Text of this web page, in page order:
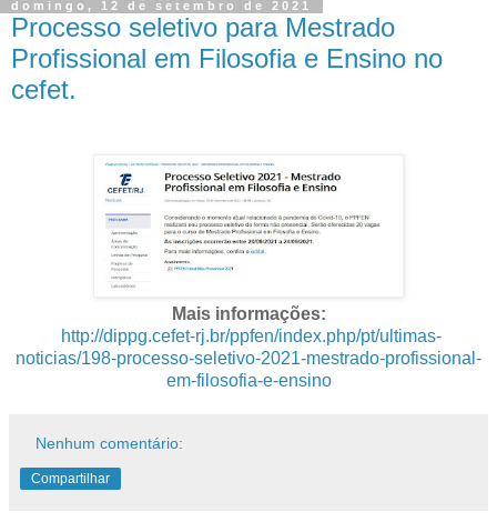
domingo, 12 de setembro de 2021
Processo seletivo para Mestrado
Profissional em Filosofia e Ensino no
cefet.
Mais informações:
http://dippg.cefet-rj.br/ppfen/index.php/pt/ultimas-
noticias/198-processo-seletivo-2021-mestrado-profissional-
em-filosofia-e-ensino
Nenhum comentário:
Compartilhar